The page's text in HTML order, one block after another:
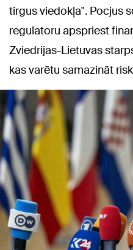
tirgus viedokļa". Pocjus
regulatoru apspriest
Zviedrijas-Lietuvas
kas varētu samazināt